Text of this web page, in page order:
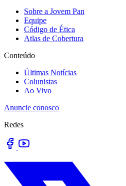
Sobre a Jovem Pan
Equipe
Código de Ética
Atlas de Cobertura
Conteúdo
Últimas Notícias
Colunistas
Ao Vivo
Anuncie conosco
Redes